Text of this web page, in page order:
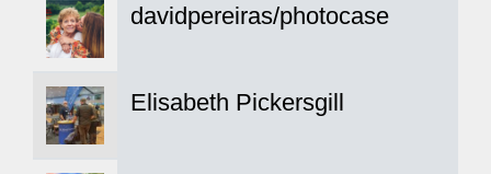
davidpereiras/photocase
Elisabeth Pickersgill